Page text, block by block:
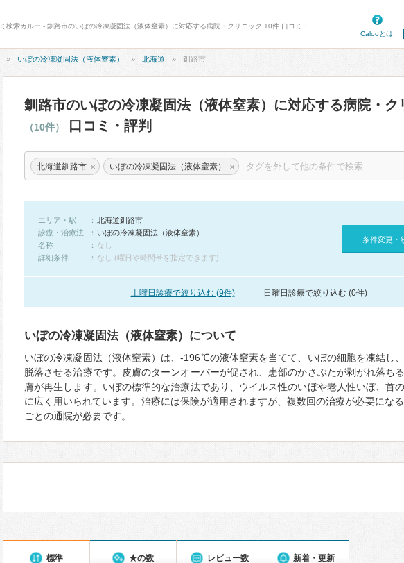
Calooとは
いぼの冷凍凝固法（液体窒素） 北海道 釧路市
釧路市のいぼの冷凍凝固法（液体窒素）に対応する病院・ク
（10件） 口コミ・評判
北海道釧路市 × いぼの冷凍凝固法（液体窒素） ×
エリア・駅
北海道釧路市
診療・治療法
いぼの冷凍凝固法（液体窒素）
名称
なし
詳細条件
なし (曜日や時間帯を指定できます)
条件変更・
土曜日診療で絞り込む (9件) 日曜日診療で絞り込む (0件)
いぼの冷凍凝固法（液体窒素）について
いぼの冷凍凝固法（液体窒素）は、-196℃の液体窒素を当てて、いぼの細胞を凍結し
脱落させる治療です。皮膚のターンオーバーが促され、患部のかさぶたが剥がれ落ち
膚が再生します。いぼの標準的な治療法であり、ウイルス性のいぼや老人性いぼ、首
に広く用いられています。治療には保険が適用されますが、複数回の治療が必要にな
ごとの通院が必要です。
標準 ★の数 レビュー数 新着・更新